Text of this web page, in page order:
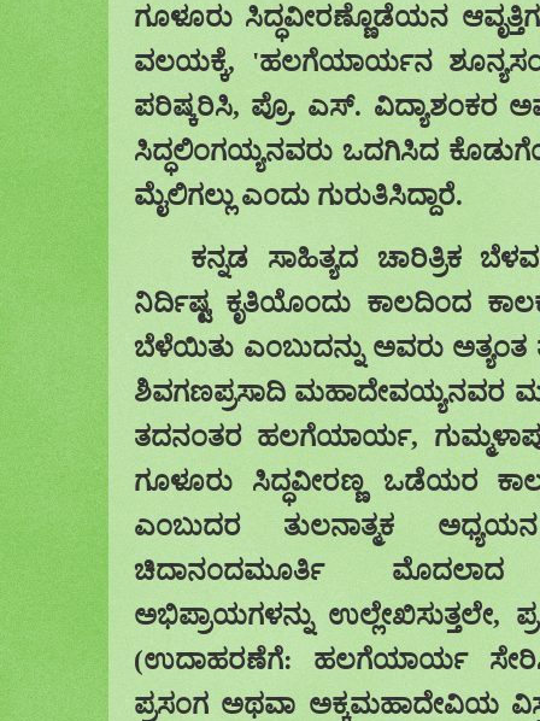
ಗೂಳೂರು ಸಿದ್ಧವೀರಣ್ಣೊಡೆಯನ
ವಲಯಕ್ಕೆ, 'ಹಲಗೆಯಾರ್ಯನ
ಪರಿಷ್ಕರಿಸಿ, ಪ್ರೊ. ಎಸ್. ವಿದ್ಯಾಶಂಕರ
ಸಿದ್ಧಲಿಂಗಯ್ಯನವರು ಒದಗಿಸಿದ
ಮೈಲಿಗಲ್ಲು ಎಂದು ಗುರುತಿಸಿದ್ದಾರೆ.
ಕನ್ನಡ ಸಾಹಿತ್ಯದ ಚಾರಿತ್ರಿಕ
ನಿರ್ದಿಷ್ಟ ಕೃತಿಯೊಂದು ಕಾಲದಿಂದ
ಬೆಳೆಯಿತು ಎಂಬುದನ್ನು ಅವರು ಅತ್ಯಂತ
ಶಿವಗಣಪ್ರಸಾದಿ ಮಹಾದೇವಯ್ಯನವರ
ತದನಂತರ ಹಲಗೆಯಾರ್ಯ,
ಗೂಳೂರು ಸಿದ್ಧವೀರಣ್ಣ ಒಡೆಯರ
ಎಂಬುದರ ತುಲನಾತ್ಮಕ
ಚಿದಾನಂದಮೂರ್ತಿ
ಅಭಿಪ್ರಾಯಗಳನ್ನು ಉಲ್ಲೇಖಿಸುತ್ತಲೇ,
(ಉದಾಹರಣೆಗೆ: ಹಲಗೆಯಾರ್ಯ
ಪ್ರಸಂಗ ಅಥವಾ ಅಕ್ಕಮಹಾದೇವಿಯ